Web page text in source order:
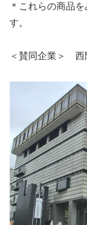
＊これらの商品
す。
＜賛同企業＞ 西